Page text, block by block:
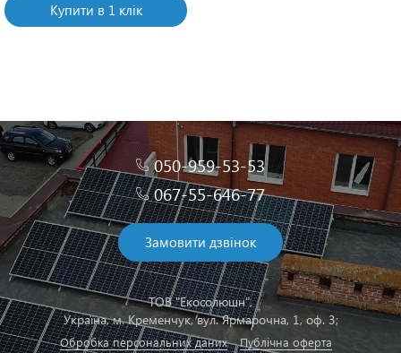
Купити в 1 клік
050-959-53-53
067-55-646-77
Замовити дзвінок
ТОВ "Екосолюшн",
Українa, м. Кременчук, вул. Ярмарочна, 1, оф. 3;
Обробка персональних даних Публічна оферта